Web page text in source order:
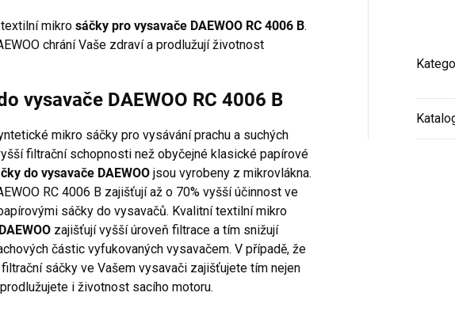
mikro sáčky pro vysavače DAEWOO RC 4006 B.
chrání Vaše zdraví a prodlužují životnost
vysavače DAEWOO RC 4006 B
mikro sáčky pro vysávání prachu a suchých
filtrační schopnosti než obyčejné klasické papírové
do vysavače DAEWOO jsou vyrobeny z mikrovlákna.
RC 4006 B zajišťují až o 70% vyšší účinnost ve
sáčky do vysavačů. Kvalitní textilní mikro
zajišťují vyšší úroveň filtrace a tím snižují
částic vyfukovaných vysavačem. V případě, že
sáčky ve Vašem vysavači zajišťujete tím nejen
i životnost sacího motoru.